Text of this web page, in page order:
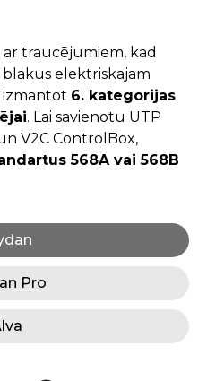
traucējumiem, kad
blakus elektriskajam
izmantot 6. kategorijas
. Lai savienotu UTP
V2C ControlBox,
568A vai 568B
Pro